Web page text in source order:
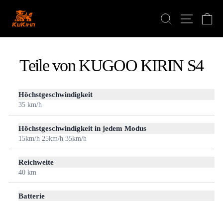
Inhalt
springen
Suche
Teile von KUGOO KIRIN S4
Höchstgeschwindigkeit
35 km/h
Höchstgeschwindigkeit in jedem Modus
15km/h 25km/h 35km/h
Reichweite
40 km
Batterie